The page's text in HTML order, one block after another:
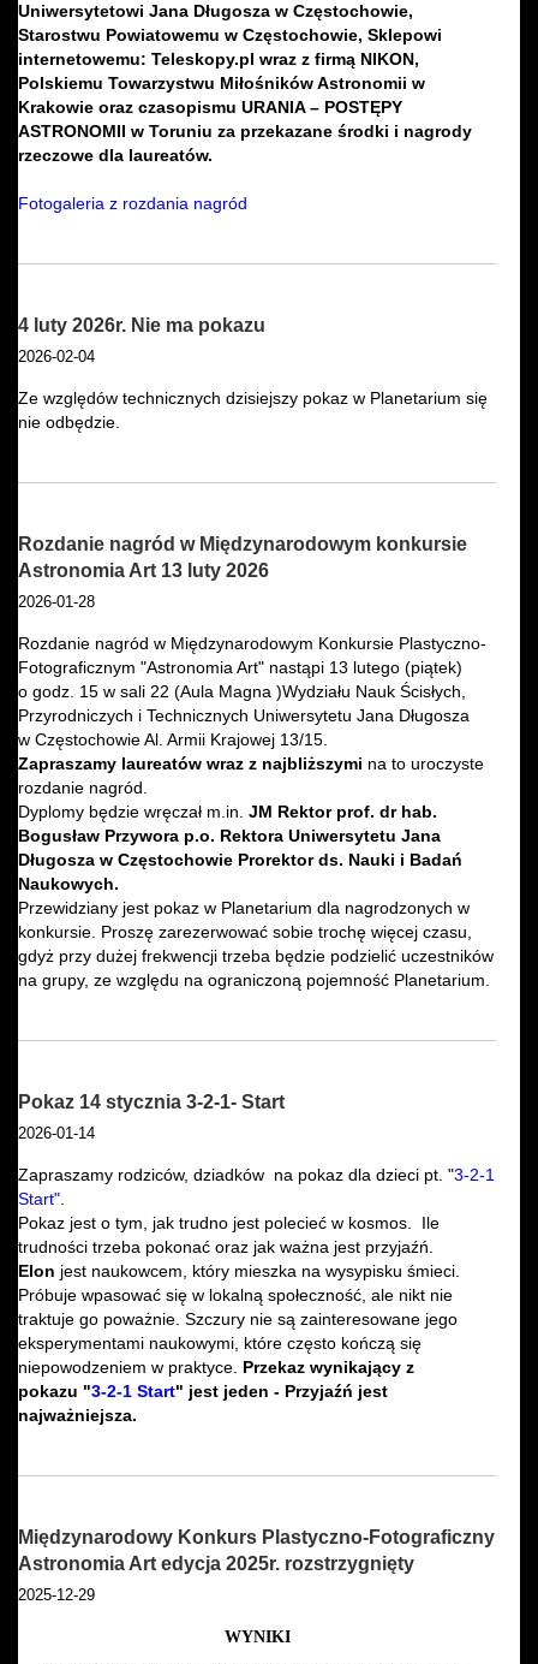
Uniwersytetowi Jana Długosza w Częstochowie,
Starostwu Powiatowemu w Częstochowie, Sklepowi
internetowemu: Teleskopy.pl wraz z firmą NIKON,
Polskiemu Towarzystwu Miłośników Astronomii w
Krakowie oraz czasopismu URANIA – POSTĘPY
ASTRONOMII w Toruniu za przekazane środki i nagrody
rzeczowe dla laureatów.
Fotogaleria z rozdania nagród
4 luty 2026r. Nie ma pokazu
2026-02-04
Ze względów technicznych dzisiejszy pokaz w Planetarium się
nie odbędzie.
Rozdanie nagród w Międzynarodowym konkursie
Astronomia Art 13 luty 2026
2026-01-28
Rozdanie nagród w Międzynarodowym Konkursie Plastyczno-
Fotograficznym "Astronomia Art" nastąpi 13 lutego (piątek)
o godz. 15 w sali 22 (Aula Magna )Wydziału Nauk Ścisłych,
Przyrodniczych i Technicznych Uniwersytetu Jana Długosza
w Częstochowie Al. Armii Krajowej 13/15.
Zapraszamy laureatów wraz z najbliższymi na to uroczyste
rozdanie nagród.
Dyplomy będzie wręczał m.in. JM Rektor prof. dr hab.
Bogusław Przywora p.o. Rektora Uniwersytetu Jana
Długosza w Częstochowie Prorektor ds. Nauki i Badań
Naukowych.
Przewidziany jest pokaz w Planetarium dla nagrodzonych w
konkursie. Proszę zarezerwować sobie trochę więcej czasu,
gdyż przy dużej frekwencji trzeba będzie podzielić uczestników
na grupy, ze względu na ograniczoną pojemność Planetarium.
Pokaz 14 stycznia 3-2-1- Start
2026-01-14
Zapraszamy rodziców, dziadków na pokaz dla dzieci pt. "3-2-1
Start"
Pokaz jest o tym, jak trudno jest polecieć w kosmos. Ile
trudności trzeba pokonać oraz jak ważna jest przyjaźń.
Elon jest naukowcem, który mieszka na wysypisku śmieci.
Próbuje wpasować się w lokalną społeczność, ale nikt nie
traktuje go poważnie. Szczury nie są zainteresowane jego
eksperymentami naukowymi, które często kończą się
niepowodzeniem w praktyce. Przekaz wynikający z
pokazu "3-2-1 Start" jest jeden - Przyjaźń jest
najważniejsza.
Międzynarodowy Konkurs Plastyczno-Fotograficzny
Astronomia Art edycja 2025r. rozstrzygnięty
2025-12-29
WYNIKI